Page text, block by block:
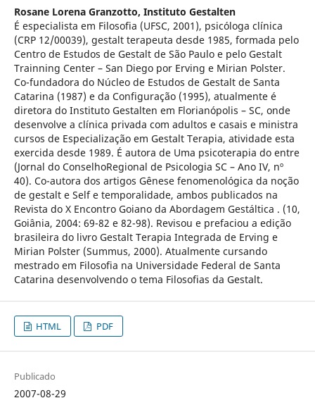
Rosane Lorena Granzotto, Instituto Gestalten
É especialista em Filosofia (UFSC, 2001), psicóloga clínica
(CRP 12/00039), gestalt terapeuta desde 1985, formada pelo
Centro de Estudos de Gestalt de São Paulo e pelo Gestalt
Trainning Center – San Diego por Erving e Mirian Polster.
Co-fundadora do Núcleo de Estudos de Gestalt de Santa
Catarina (1987) e da Configuração (1995), atualmente é
diretora do Instituto Gestalten em Florianópolis – SC, onde
desenvolve a clínica privada com adultos e casais e ministra
cursos de Especialização em Gestalt Terapia, atividade esta
exercida desde 1989. É autora de Uma psicoterapia do entre
(Jornal do ConselhoRegional de Psicologia SC – Ano IV, nº
40). Co-autora dos artigos Gênese fenomenológica da noção
de gestalt e Self e temporalidade, ambos publicados na
Revista do X Encontro Goiano da Abordagem Gestáltica . (10,
Goiânia, 2004: 69-82 e 82-98). Revisou e prefaciou a edição
brasileira do livro Gestalt Terapia Integrada de Erving e
Mirian Polster (Summus, 2000). Atualmente cursando
mestrado em Filosofia na Universidade Federal de Santa
Catarina desenvolvendo o tema Filosofias da Gestalt.
HTML PDF
Publicado
2007-08-29